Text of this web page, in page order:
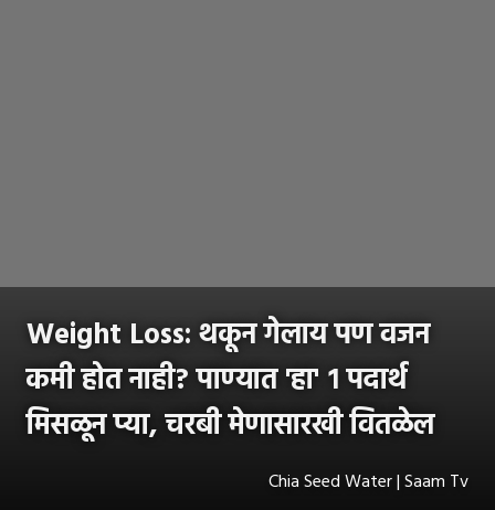
Weight Loss: थकून गेलाय पण वजन
कमी होत नाही? पाण्यात 'हा' १ पदार्थ
मिसळून प्या, चरबी मेणासारखी वितळेल
Chia Seed Water | Saam Tv